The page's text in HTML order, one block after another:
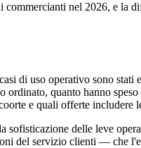
nel 2026, e la
di uso operativo sono
quanto hanno
e quali offerte includere
delle leve
del servizio clienti — che